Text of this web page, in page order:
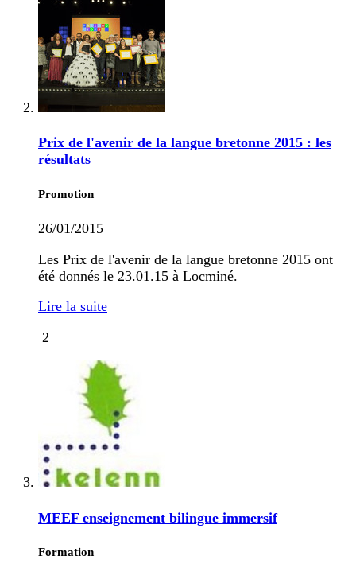
Prix de l'avenir de la langue bretonne 2015 : les
résultats
Promotion
26/01/2015
Les Prix de l'avenir de la langue bretonne 2015 ont
été donnés le 23.01.15 à Locminé.
Lire la suite
2
MEEF enseignement bilingue immersif
Formation